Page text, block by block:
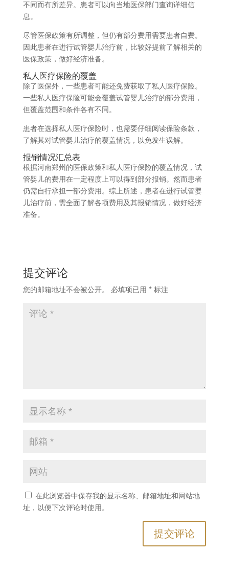
不同而有所差异。患者可以向当地医保部门查询详细信
息。
尽管医保政策有所调整，但仍有部分费用需要患者自费。
因此患者在进行试管婴儿治疗前，比较好提前了解相关的
医保政策，做好经济准备。
私人医疗保险的覆盖
除了医保外，一些患者可能还免费获取了私人医疗保险。
一些私人医疗保险可能会覆盖试管婴儿治疗的部分费用，
但覆盖范围和条件各有不同。
患者在选择私人医疗保险时，也需要仔细阅读保险条款，
了解其对试管婴儿治疗的覆盖情况，以免发生误解。
报销情况汇总表
根据河南郑州的医保政策和私人医疗保险的覆盖情况，试
管婴儿的费用在一定程度上可以得到部分报销。然而患者
仍需自行承担一部分费用。综上所述，患者在进行试管婴
儿治疗前，需全面了解各项费用及其报销情况，做好经济
准备。
提交评论
您的邮箱地址不会被公开。 必填项已用 *标注
在此浏览器中保存我的显示名称、邮箱地址和网站地
址，以便下次评论时使用。